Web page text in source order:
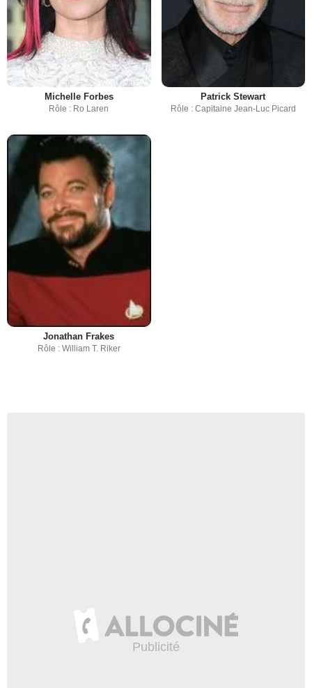
Michelle Forbes
Rôle : Ro Laren
Patrick Stewart
Rôle : Capitaine Jean-Luc Picard
Jonathan Frakes
Rôle : William T. Riker